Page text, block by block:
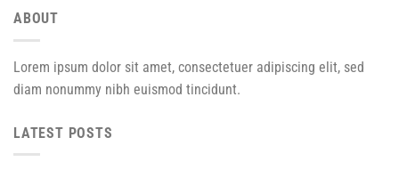
ABOUT
Lorem ipsum dolor sit amet, consectetuer adipiscing elit, sed
diam nonummy nibh euismod tincidunt.
LATEST POSTS